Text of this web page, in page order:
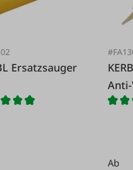
KERBL Ersatzsauger
KERBL
Anti-
Ab